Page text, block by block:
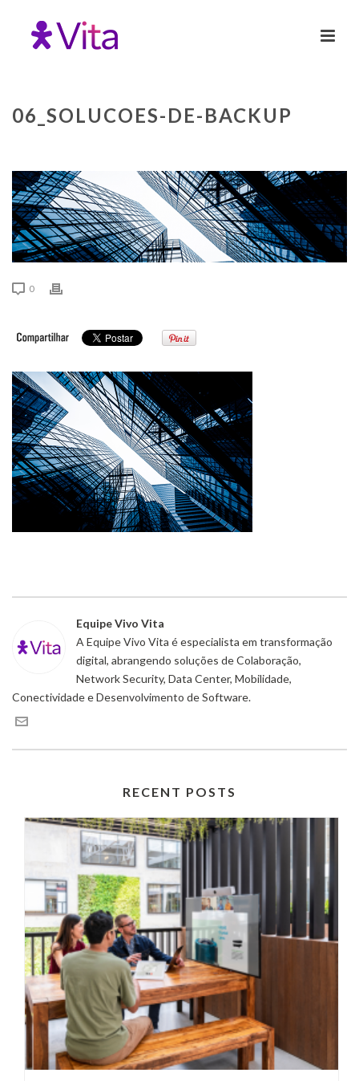
06_SOLUCOES-DE-BACKUP
0
Equipe Vivo Vita
A Equipe Vivo Vita é especialista em transformação
digital, abrangendo soluções de Colaboração,
Network Security, Data Center, Mobilidade,
Conectividade e Desenvolvimento de Software.
RECENT POSTS